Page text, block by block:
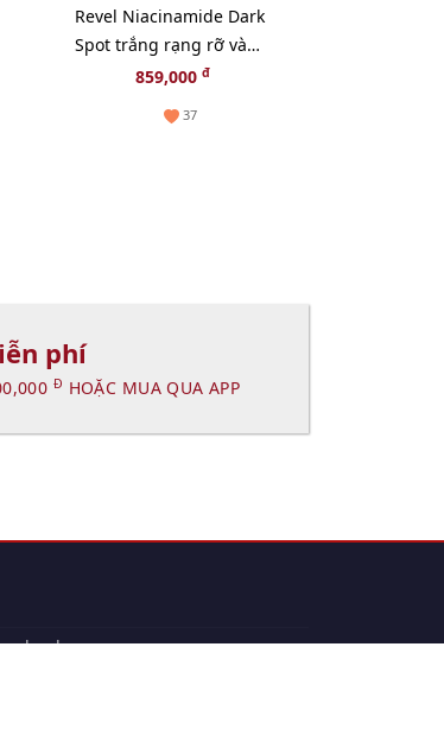
Revel Niacinamide Dark
Spot trắng rạng rỡ và
giảm sạm nám, 30ml
859,000 đ
37
phí
Đ HOẶC MUA QUA APP